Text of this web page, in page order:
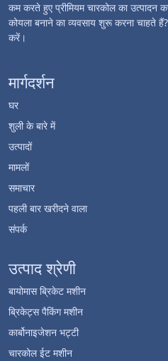
कम करते हुए प्रीमियम चारकोल का
कोयला बनाने का व्यवसाय शुरू करना चाहते
करें।
मार्गदर्शन
घर
शुली के बारे में
उत्पादों
मामलों
समाचार
पहली बार खरीदने वाला
संपर्क
उत्पाद श्रेणी
बायोमास ब्रिकेट मशीन
ब्रिकेट्स पैकिंग मशीन
कार्बोनाइजेशन भट्टी
चारकोल ईट मशीन